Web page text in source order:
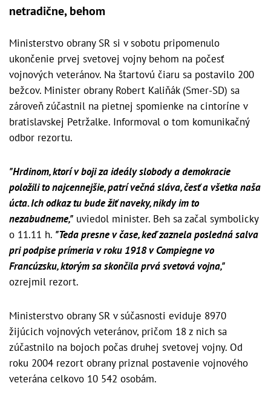
netradične, behom
Ministerstvo obrany SR si v sobotu pripomenulo
ukončenie prvej svetovej vojny behom na počesť
vojnových veteránov. Na štartovú čiaru sa postavilo 200
bežcov. Minister obrany Robert Kaliňák (Smer-SD) sa
zároveň zúčastnil na pietnej spomienke na cintoríne v
bratislavskej Petržalke. Informoval o tom komunikačný
odbor rezortu.
"Hrdinom, ktorí v boji za ideály slobody a demokracie
položili to najcennejšie, patrí večná sláva, česť a všetka naša
úcta. Ich odkaz tu bude žiť naveky, nikdy im to
nezabudneme," uviedol minister. Beh sa začal symbolicky
o 11.11 h. "Teda presne v čase, keď zaznela posledná salva
pri podpise prímeria v roku 1918 v Compiegne vo
Francúzsku, ktorým sa skončila prvá svetová vojna,"
ozrejmil rezort.
Ministerstvo obrany SR v súčasnosti eviduje 8970
žijúcich vojnových veteránov, pričom 18 z nich sa
zúčastnilo na bojoch počas druhej svetovej vojny. Od
roku 2004 rezort obrany priznal postavenie vojnového
veterána celkovo 10 542 osobám.